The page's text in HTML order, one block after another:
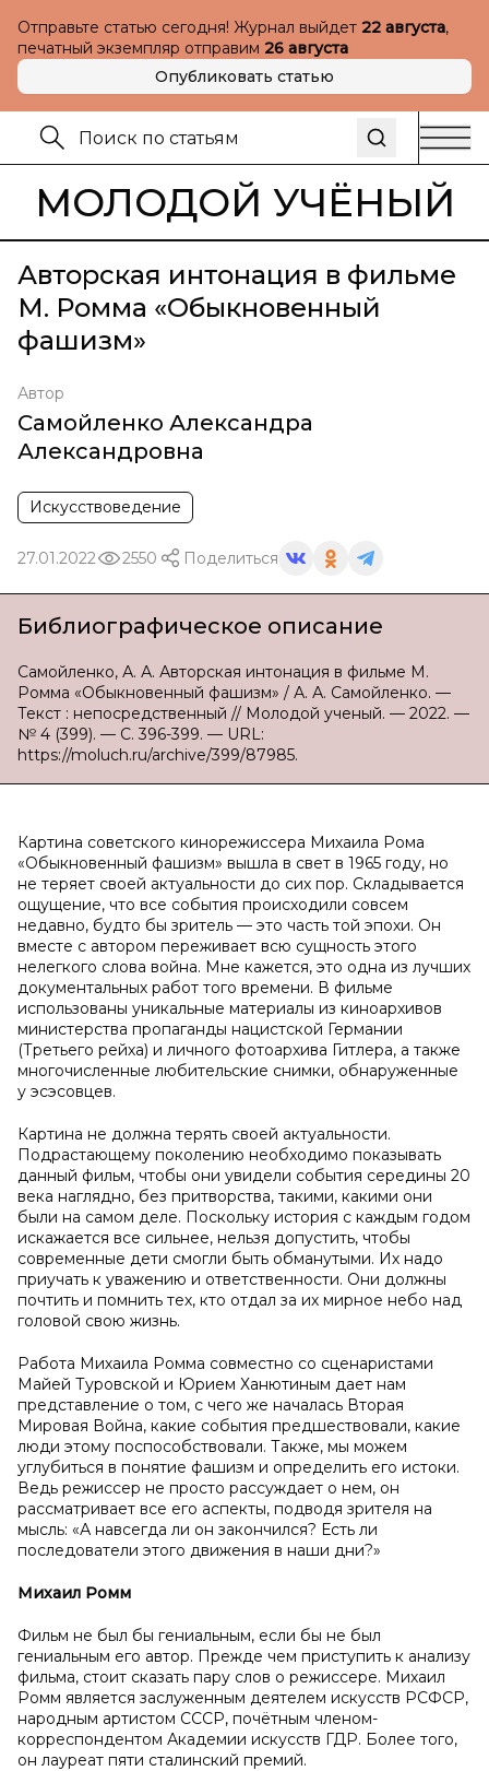
Отправьте статью сегодня! Журнал выйдет 22 августа,
печатный экземпляр отправим 26 августа
Опубликовать статью
МОЛОДОЙ УЧЁНЫЙ
Авторская интонация в фильме
М. Ромма «Обыкновенный
фашизм»
Автор
Самойленко Александра
Александровна
Искусствоведение
27.01.2022 2550 Поделиться
Библиографическое описание
Самойленко, А. А. Авторская интонация в фильме М.
Ромма «Обыкновенный фашизм» / А. А. Самойленко. —
Текст : непосредственный // Молодой ученый. — 2022. —
№ 4 (399). — С. 396-399. — URL:
https://moluch.ru/archive/399/87985.
Картина советского кинорежиссера Михаила Рома
«Обыкновенный фашизм» вышла в свет в 1965 году, но
не теряет своей актуальности до сих пор. Складывается
ощущение, что все события происходили совсем
недавно, будто бы зритель — это часть той эпохи. Он
вместе с автором переживает всю сущность этого
нелегкого слова война. Мне кажется, это одна из лучших
документальных работ того времени. В фильме
использованы уникальные материалы из киноархивов
министерства пропаганды нацистской Германии
(Третьего рейха) и личного фотоархива Гитлера, а также
многочисленные любительские снимки, обнаруженные
у эсэсовцев.
Картина не должна терять своей актуальности.
Подрастающему поколению необходимо показывать
данный фильм, чтобы они увидели события середины 20
века наглядно, без притворства, такими, какими они
были на самом деле. Поскольку история с каждым годом
искажается все сильнее, нельзя допустить, чтобы
современные дети смогли быть обманутыми. Их надо
приучать к уважению и ответственности. Они должны
почтить и помнить тех, кто отдал за их мирное небо над
головой свою жизнь.
Работа Михаила Ромма совместно со сценаристами
Майей Туровской и Юрием Ханютиным дает нам
представление о том, с чего же началась Вторая
Мировая Война, какие события предшествовали, какие
люди этому поспособствовали. Также, мы можем
углубиться в понятие фашизм и определить его истоки.
Ведь режиссер не просто рассуждает о нем, он
рассматривает все его аспекты, подводя зрителя на
мысль: «А навсегда ли он закончился? Есть ли
последователи этого движения в наши дни?»
Михаил Ромм
Фильм не был бы гениальным, если бы не был
гениальным его автор. Прежде чем приступить к анализу
фильма, стоит сказать пару слов о режиссере. Михаил
Ромм является заслуженным деятелем искусств РСФСР,
народным артистом СССР, почётным членом-
корреспондентом Академии искусств ГДР. Более того,
он лауреат пяти сталинский премий.